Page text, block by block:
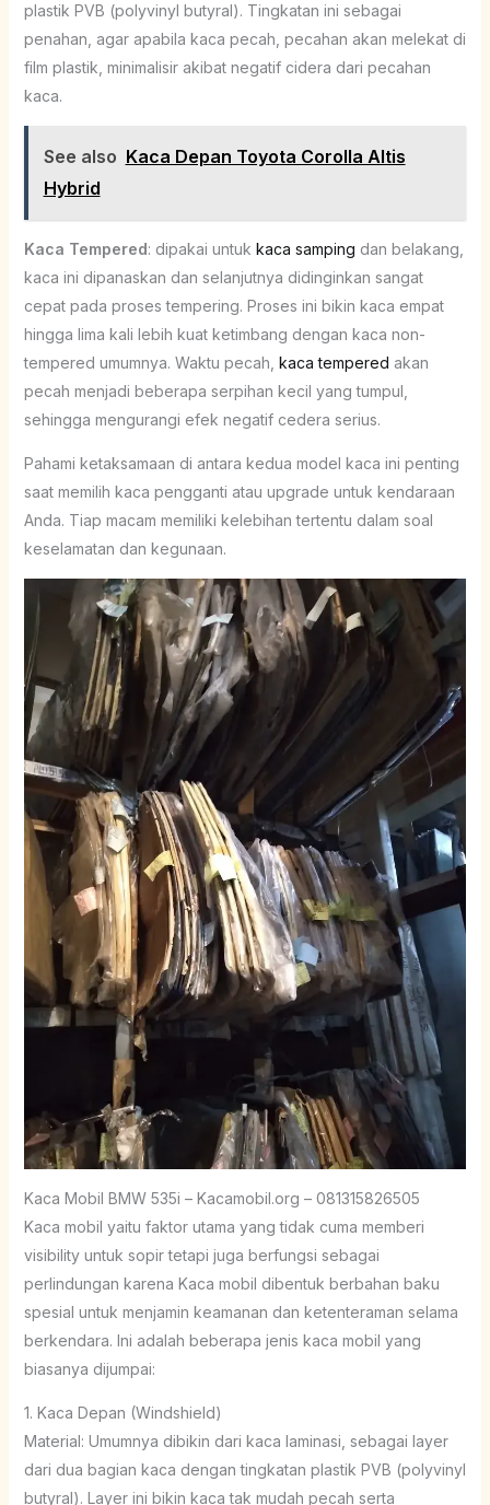
plastik PVB (polyvinyl butyral). Tingkatan ini sebagai
penahan, agar apabila kaca pecah, pecahan akan melekat di
film plastik, minimalisir akibat negatif cidera dari pecahan
kaca.
See also Kaca Depan Toyota Corolla Altis
Hybrid
Kaca Tempered: dipakai untuk kaca samping dan belakang,
kaca ini dipanaskan dan selanjutnya didinginkan sangat
cepat pada proses tempering. Proses ini bikin kaca empat
hingga lima kali lebih kuat ketimbang dengan kaca non-
tempered umumnya. Waktu pecah, kaca tempered akan
pecah menjadi beberapa serpihan kecil yang tumpul,
sehingga mengurangi efek negatif cedera serius.
Pahami ketaksamaan di antara kedua model kaca ini penting
saat memilih kaca pengganti atau upgrade untuk kendaraan
Anda. Tiap macam memiliki kelebihan tertentu dalam soal
keselamatan dan kegunaan.
Kaca Mobil BMW 535i – Kacamobil.org – 081315826505
Kaca mobil yaitu faktor utama yang tidak cuma memberi
visibility untuk sopir tetapi juga berfungsi sebagai
perlindungan karena Kaca mobil dibentuk berbahan baku
spesial untuk menjamin keamanan dan ketenteraman selama
berkendara. Ini adalah beberapa jenis kaca mobil yang
biasanya dijumpai:
1. Kaca Depan (Windshield)
Material: Umumnya dibikin dari kaca laminasi, sebagai layer
dari dua bagian kaca dengan tingkatan plastik PVB (polyvinyl
butyral). Layer ini bikin kaca tak mudah pecah serta